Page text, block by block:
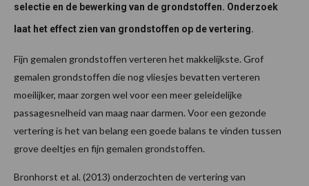
selectie en de bewerking van de grondstoffen. Onderzoek
laat het effect zien van grondstoffen op de vertering.
Fijn gemalen grondstoffen verteren het makkelijkste. Grof
gemalen grondstoffen die nog vliesjes bevatten verteren
moeilijker, maar zorgen wel voor een meer geleidelijke
passagesnelheid van maag naar darmen. Voor een gezonde
vertering is het van belang een goede balans te vinden tussen
grove deeltjes en fijn gemalen grondstoffen.
Bronhorst et al. (2013) onderzochten de vertering van